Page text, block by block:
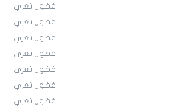
فضول تعزي
فضول تعزي
فضول تعزي
فضول تعزي
فضول تعزي
فضول تعزي
فضول تعزي